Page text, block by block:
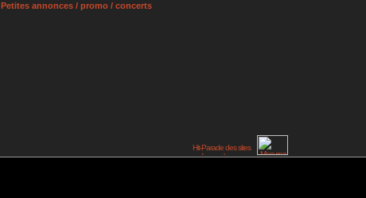
Petites annonces / promo / concerts